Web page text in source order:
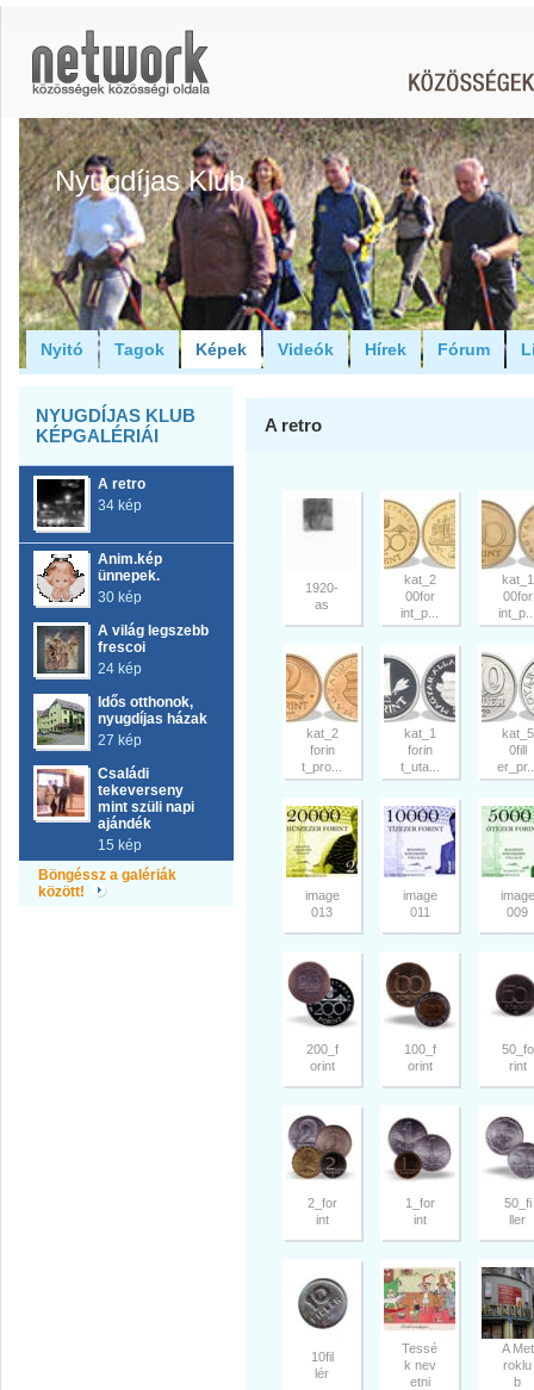
Nyugdíjas Klub
Nyitó Tagok Képek Videók Hírek Fórum
NYUGDÍJAS KLUB
KÉPGALÉRIÁI
A retro
34 kép
Anim.kép
ünnepek.
30 kép
A világ legszebb
frescoi
24 kép
Idős otthonok,
nyugdíjas házak
27 kép
Családi
tekeverseny
mint szüli napi
ajándék
15 kép
Böngéssz a galériák
között!
A retro
1920-
as
kat_2
00for
int_p...
kat_1
00for
kat_2
forin
t_pro...
kat_1
forin
t_uta...
kat_5
0fill
image
013
image
011
image
009
200_f
orint
100_f
orint
50_fo
rint
2_for
int
1_for
int
50_fi
ller
10fil
lér
Tessé
k nev
etni
A Met
roklu
b